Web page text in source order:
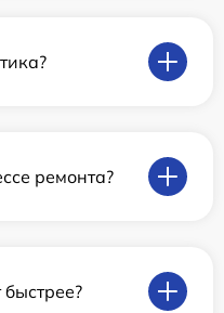
ремонта?